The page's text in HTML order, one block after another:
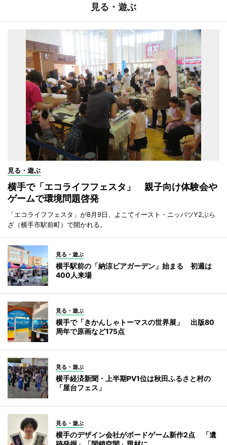
見る・遊ぶ
見る・遊ぶ
横手で「エコライフフェスタ」 親子向け体験会や
ゲームで環境問題啓発
「エコライフフェスタ」が8月9日、よこてイースト・ニッパツY2ぷら
ざ（横手市駅前町）で開かれる。
見る・遊ぶ
横手駅前の「納涼ビアガーデン」始まる 初週は
400人来場
見る・遊ぶ
横手で「きかんしゃトーマスの世界展」 出版80
周年で原画など175点
見る・遊ぶ
横手経済新聞・上半期PV1位は秋田ふるさと村の
「屋台フェス」
見る・遊ぶ
横手のデザイン会社がボードゲーム新作2点 「遺